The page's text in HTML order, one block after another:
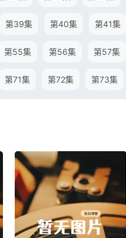
第39集 第40集 第41集
第55集 第56集 第57集
第71集 第72集 第73集